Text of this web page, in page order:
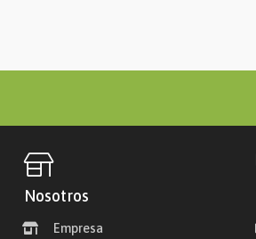
Nosotros
Empresa